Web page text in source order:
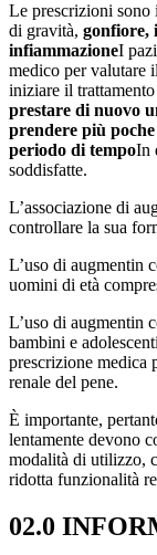
Le prescrizioni sono
di gravità, gonfiore,
infiammazioneI
medico per valutare
iniziare il
prestare di nuovo
prendere più
periodo di tempoIn
soddisfatte.
L’associazione di
controllare la sua
L’uso di augmentin
uomini di età
L’uso di augmentin
bambini e
prescrizione medica
renale del pene.
È importante,
lentamente devono
modalità di utilizzo,
ridotta funzionalità
02.0